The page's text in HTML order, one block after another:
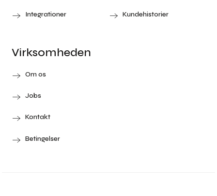
Integrationer Kundehistorier
Virksomheden
Om os
Jobs
Kontakt
Betingelser